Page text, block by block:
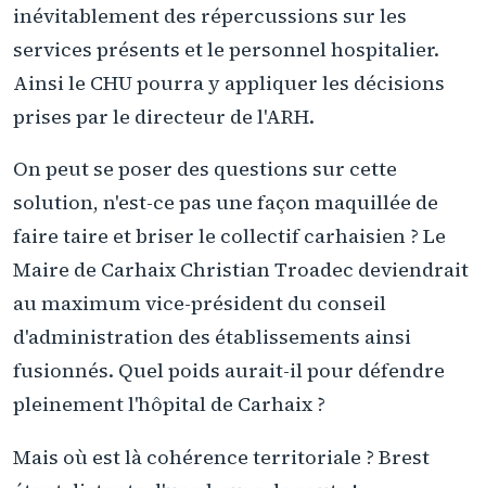
inévitablement des répercussions sur les
services présents et le personnel hospitalier.
Ainsi le CHU pourra y appliquer les décisions
prises par le directeur de l'ARH.
On peut se poser des questions sur cette
solution, n'est-ce pas une façon maquillée de
faire taire et briser le collectif carhaisien ? Le
Maire de Carhaix Christian Troadec deviendrait
au maximum vice-président du conseil
d'administration des établissements ainsi
fusionnés. Quel poids aurait-il pour défendre
pleinement l'hôpital de Carhaix ?
Mais où est là cohérence territoriale ? Brest